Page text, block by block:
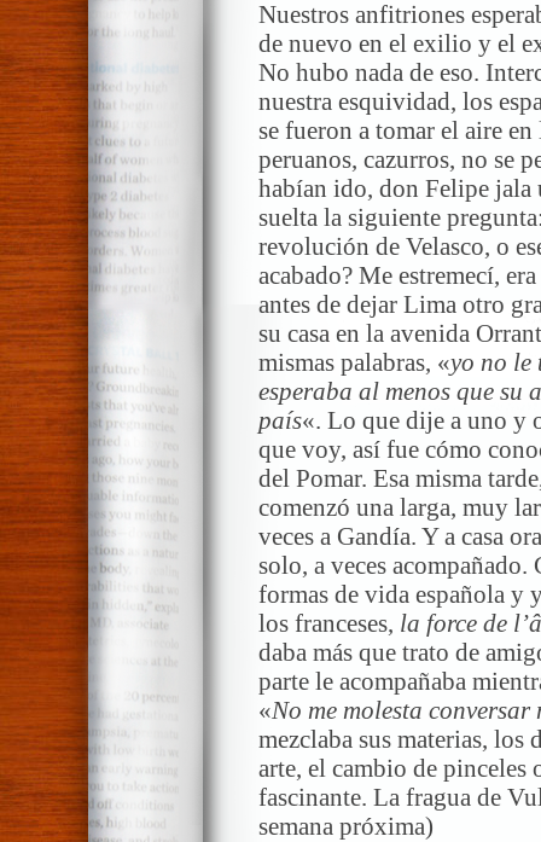
Nuestros anfitriones
de nuevo en el exilio y el
No hubo nada de eso.
nuestra esquividad, los
se fueron a tomar el aire
peruanos, cazurros, no se
habían ido, don Felipe jala
suelta la siguiente
revolución de Velasco, o
acabado? Me estremecí,
antes de dejar Lima otro
su casa en la avenida
mismas palabras, «yo no le
esperaba al menos que
país«. Lo que dije a uno y
que voy, así fue cómo
del Pomar. Esa misma
comenzó una larga, muy
veces a Gandía. Y a casa
solo, a veces
formas de vida española y
los franceses, la force de l’
daba más que trato de
parte le acompañaba
«No me molesta
mezclaba sus materias, los
arte, el cambio de pinceles
fascinante. La fragua de
semana próxima)